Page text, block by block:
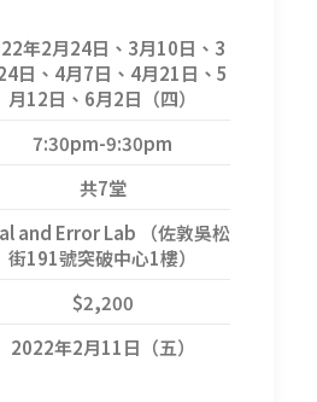
年2月24日、3月10日、3
日、4月7日、4月21日、5
月12日、6月2日（四）
7:30pm-9:30pm
共7堂
and Error Lab （佐敦吳松
街191號突破中心1樓）
$2,200
2022年2月11日（五）